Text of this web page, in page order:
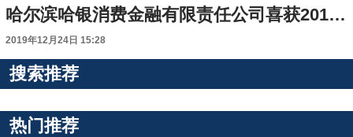
哈尔滨哈银消费金融有限责任公司喜获2019年度国家高新技术企业认定
2019年12月24日 15:28
搜索推荐
热门推荐